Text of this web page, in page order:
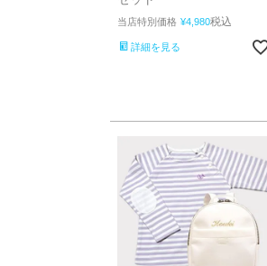
当店特別価格 ¥4,980税込
詳細を見る